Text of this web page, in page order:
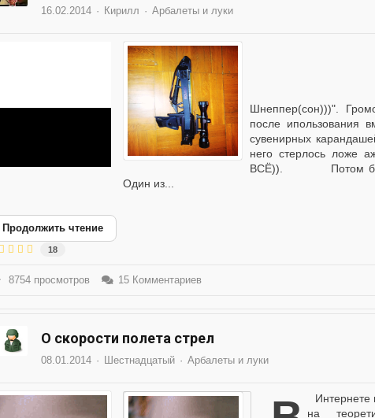
16.02.2014 Кирилл Арбалеты и луки
Давно владею и
Шнеппер(сон)))".
после ипользования
сувенирных
него стерлось ложе
ВСЁ)). Потом были
Один из...
Продолжить чтение
18
8754 просмотров 15 Комментариев
О скорости полета стрел
08.01.2014 Шестнадцатый Арбалеты и луки
на